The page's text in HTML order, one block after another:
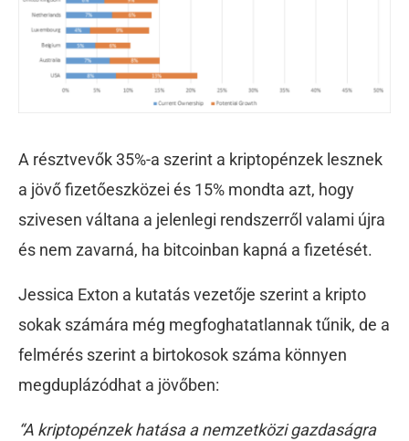
A résztvevők 35%-a szerint a kriptopénzek lesznek
a jövő fizetőeszközei és 15% mondta azt, hogy
szivesen váltana a jelenlegi rendszerről valami újra
és nem zavarná, ha bitcoinban kapná a fizetését.
Jessica Exton a kutatás vezetője szerint a kripto
sokak számára még megfoghatatlannak tűnik, de a
felmérés szerint a birtokosok száma könnyen
megduplázódhat a jövőben:
“A kriptopénzek hatása a nemzetközi gazdaságra